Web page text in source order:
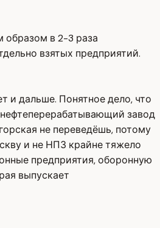
образом в 2-3 раза
взятых предприятий.
и дальше. Понятное дело, что
завод
не переведёшь, потому
и не НПЗ крайне тяжело
предприятия, оборонную
выпускает